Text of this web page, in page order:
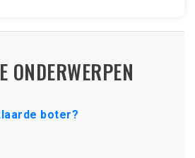
ONDERWERPEN
boter?